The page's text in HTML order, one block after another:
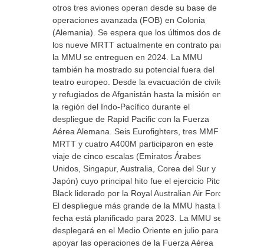
otros tres aviones operan desde su base de
operaciones avanzada (FOB) en Colonia
(Alemania). Se espera que los últimos dos de
los nueve MRTT actualmente en contrato para
la MMU se entreguen en 2024. La MMU
también ha mostrado su potencial fuera del
teatro europeo. Desde la evacuación de civiles
y refugiados de Afganistán hasta la misión en
la región del Indo-Pacífico durante el
despliegue de Rapid Pacific con la Fuerza
Aérea Alemana. Seis Eurofighters, tres MMF
MRTT y cuatro A400M participaron en este
viaje de cinco escalas (Emiratos Árabes
Unidos, Singapur, Australia, Corea del Sur y
Japón) cuyo principal hito fue el ejercicio Pitch
Black liderado por la Royal Australian Air Force.
El despliegue más grande de la MMU hasta la
fecha está planificado para 2023. La MMU se
desplegará en el Medio Oriente en julio para
apoyar las operaciones de la Fuerza Aérea